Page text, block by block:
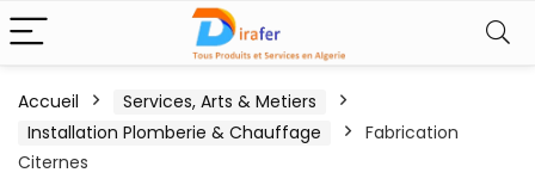
Accueil
Services, Arts & Metiers
Installation Plomberie & Chauffage
Fabrication
Citernes